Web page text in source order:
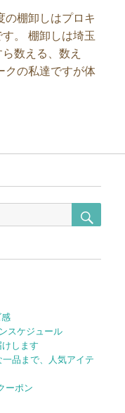
の棚卸しはプロキ
。 棚卸しは埼玉
数える、数え
クの私達ですが体
cafeさんのランチ”の
索
スケジュール
けします
一品まで、人気アイテ
ーポン